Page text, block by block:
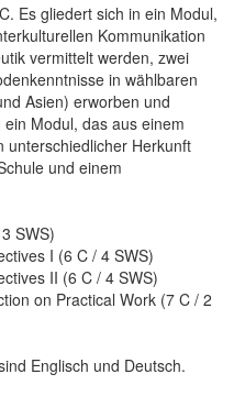
Es gliedert sich in ein Modul,
Kommunikation
vermittelt werden, zwei
in wählbaren
Asien) erworben und
Modul, das aus einem
unterschiedlicher Herkunft
und einem
SWS)
I (6 C / 4 SWS)
II (6 C / 4 SWS)
on Practical Work (7 C / 2
Englisch und Deutsch.